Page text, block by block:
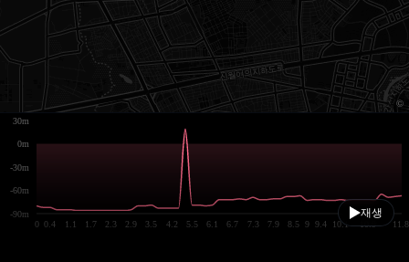
재생
0 0.4 1.1 1.7 2.3 2.9 3.5 4.2 5.5 6.1 6.7 7.3 7.9 8.5 9 9.4 10.1 10.9 11.8
-90m
-60m
-30m
0m
30m